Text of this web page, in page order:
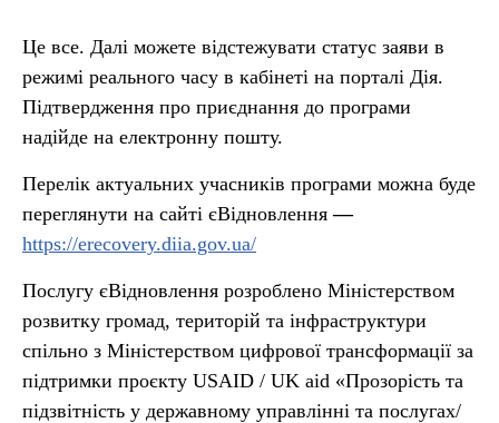
Це все. Далі можете відстежувати статус заяви в
режимі реального часу в кабінеті на порталі Дія.
Підтвердження про приєднання до програми
надійде на електронну пошту.
Перелік актуальних учасників програми можна буде
переглянути на сайті єВідновлення—
https://erecovery.diia.gov.ua/
Послугу єВідновлення розроблено Міністерством
розвитку громад, територій та інфраструктури
спільно з Міністерством цифрової трансформації за
підтримки проєкту USAID / UK aid «Прозорість та
підзвітність у державному управлінні та послугах/